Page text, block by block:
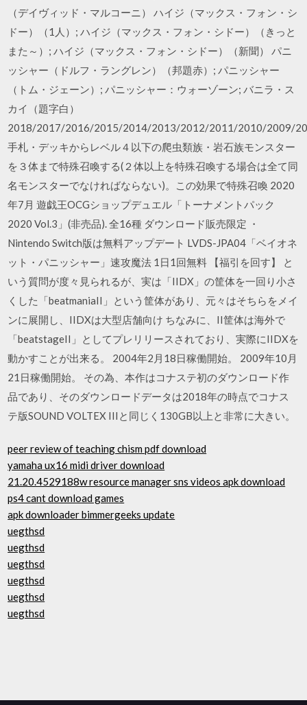
（デイヴィッド・マルコーニ） ハイジ（マックス・フォン・シ
ドー）（1人）; ハイジ（マックス・フォン・シドー）（きっと
また～）; ハイジ（マックス・フォン・シドー）（新聞） パニ
ッシャー（ドルフ・ラングレン）（邦題赤）; パニッシャー
（トム・ジェーン）; パニッシャー：ウォーゾーン; バニラ・ス
カイ（題字白）
2018/2017/2016/2015/2014/2013/2012/2011/2010/2009/
手札・デッキからレベル４以下の爬虫類族・岩石族モンスター
を３体まで特殊召喚する(２体以上を特殊召喚する場合は全て同
名モンスターでなければならない)。この効果で特殊召喚 2020
年7月 遊戯王OCGショップデュエル「トーナメントパック
2020 Vol.3」(非売品). 全16種 ダウンロード販売限定 ・
Nintendo Switch版は無料アップデート LVDS-JPA04「ベイオネ
ット・パニッシャー」速攻魔法 1日1回無料 【福引を回す】 と
いう質問が度々見られるが、実は「IIDX」の筐体を一回り小さ
くした「beatmaniaII」という筐体があり、元々はそちらをメイ
ンに展開し、IIDXは大型店舗向け ちなみに、II筐体は海外で
「beatstageII」としてプレリリースされており、実際にIIDXを
動かすことが出来る。 2004年2月18日稼働開始。 2009年10月
21日稼働開始。 その為、本作はコナステ初のダウンロード作
品であり、そのダウンロードデータは2018年の時点でコナス
テ版SOUND VOLTEX IIIと同じく130GB以上と非常に大きい。
peer review of teaching chism pdf download
yamaha ux16 midi driver download
21.20.4529188w resource manager sns videos apk download
ps4 cant download games
apk downloader bimmergeeks update
uegthsd
uegthsd
uegthsd
uegthsd
uegthsd
uegthsd